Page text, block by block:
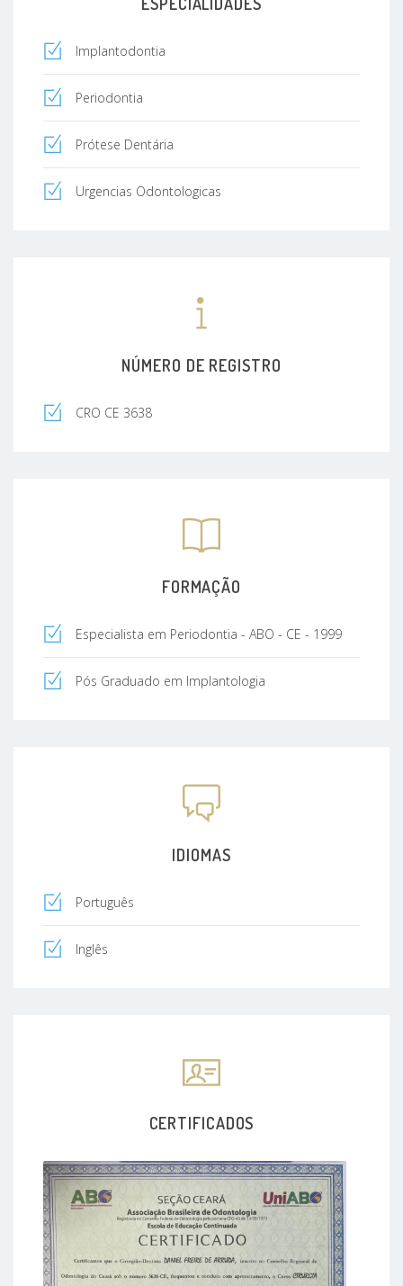
Implantodontia
Periodontia
Prótese Dentária
Urgencias Odontologicas
NÚMERO DE REGISTRO
CRO CE 3638
FORMAÇÃO
Especialista em Periodontia - ABO - CE - 1999
Pós Graduado em Implantologia
IDIOMAS
Português
Inglês
CERTIFICADOS